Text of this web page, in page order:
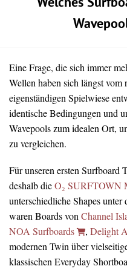
Eine Frage, die sich immer
Wellen haben sich längst vom
eigenständigen Spielwiese
identische Bedingungen und
Wavepools zum idealen Ort,
zu vergleichen.
Für unseren ersten Surfboard
deshalb dieO₂ SURFTOWN
unterschiedliche Shapes
waren Boards vonChannel
NOA Surfboards
, Delight
modernen Twin über
klassischen Everyday